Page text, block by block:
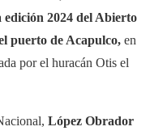
edición 2024 del Abierto
puerto de Acapulco, en
por el huracán Otis el
López Obrador